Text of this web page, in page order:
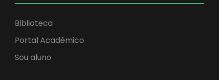
Biblioteca
Portal Acadêmico
Sou aluno